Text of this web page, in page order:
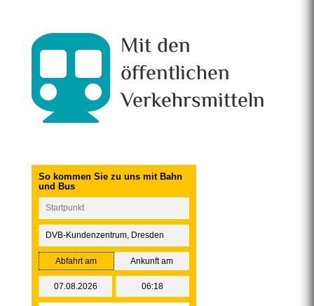
 Mit den
öffentlichen
Verkehrsmitteln